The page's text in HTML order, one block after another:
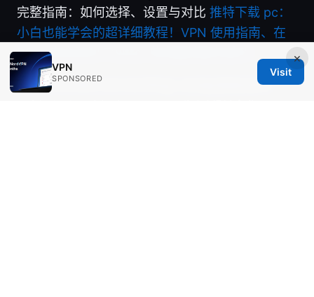
完整指南：如何选择、设置与对比 推特下载 pc：
小白也能学会的超详细教程！VPN 使用指南、在
PC 上安全访问 Twitter 的完整流程与技巧
Vpn one click not working: comprehensive
×
VPN
SPONSORED
Visit